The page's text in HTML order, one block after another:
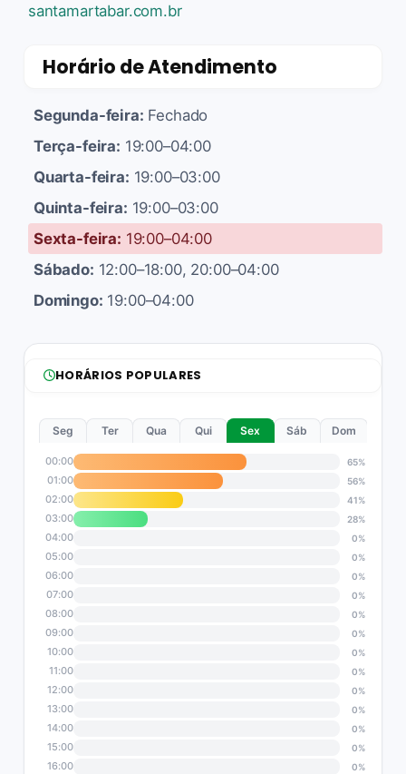
santamartabar.com.br
Horário de Atendimento
Segunda-feira: Fechado
Terça-feira: 19:00–04:00
Quarta-feira: 19:00–03:00
Quinta-feira: 19:00–03:00
Sexta-feira: 19:00–04:00
Sábado: 12:00–18:00, 20:00–04:00
Domingo: 19:00–04:00
HORÁRIOS POPULARES
Seg Ter Qua Qui Sex Sáb Dom
00:00 65%
01:00 56%
02:00 41%
03:00 28%
04:00 0%
05:00 0%
06:00 0%
07:00 0%
08:00 0%
09:00 0%
10:00 0%
11:00 0%
12:00 0%
13:00 0%
14:00 0%
15:00 0%
16:00 0%